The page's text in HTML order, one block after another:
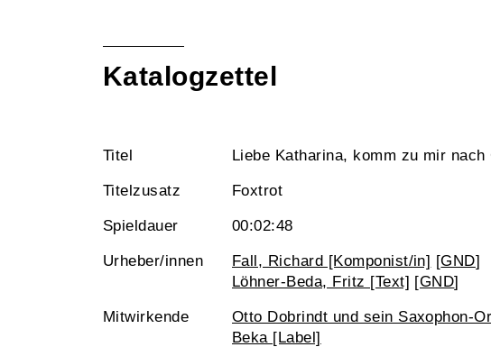
Katalogzettel
Titel Liebe Katharina, komm zu mir nach
Titelzusatz Foxtrot
Spieldauer 00:02:48
Urheber/innen Fall, Richard [Komponist/in] [GND]
Löhner-Beda, Fritz [Text] [GND]
Mitwirkende
Otto Dobrindt und sein Saxophon-
Beka [Label]